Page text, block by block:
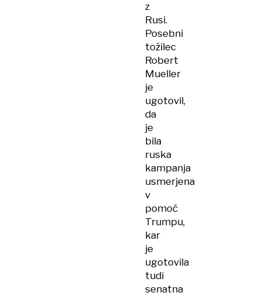
z
Rusi.
Posebni
tožilec
Robert
Mueller
je
ugotovil,
da
je
bila
ruska
kampanja
usmerjena
v
pomoč
Trumpu,
kar
je
ugotovila
tudi
senatna